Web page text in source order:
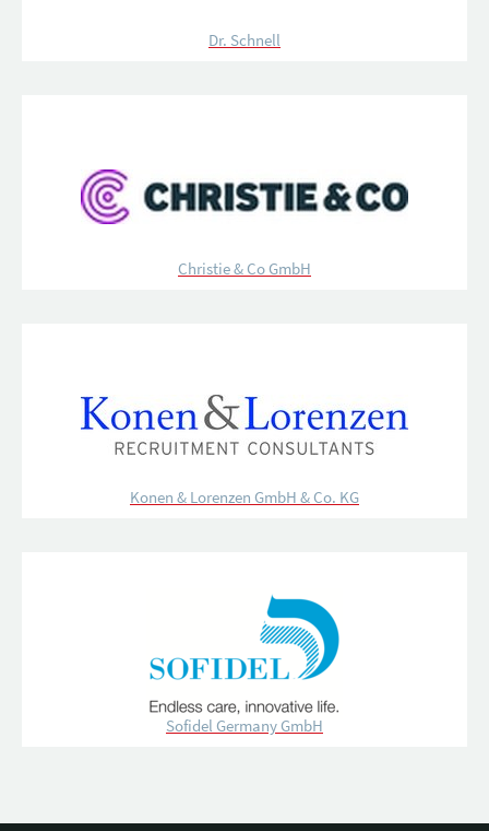
Dr. Schnell
Christie & Co GmbH
Konen & Lorenzen GmbH & Co. KG
Sofidel Germany GmbH